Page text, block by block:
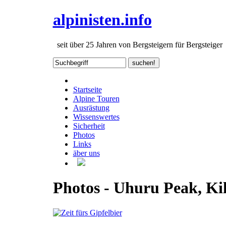
alpinisten.info
seit über 25 Jahren von Bergsteigern für Bergsteiger
Startseite
Alpine Touren
Ausrästung
Wissenswertes
Sicherheit
Photos
Links
äber uns
Photos - Uhuru Peak,